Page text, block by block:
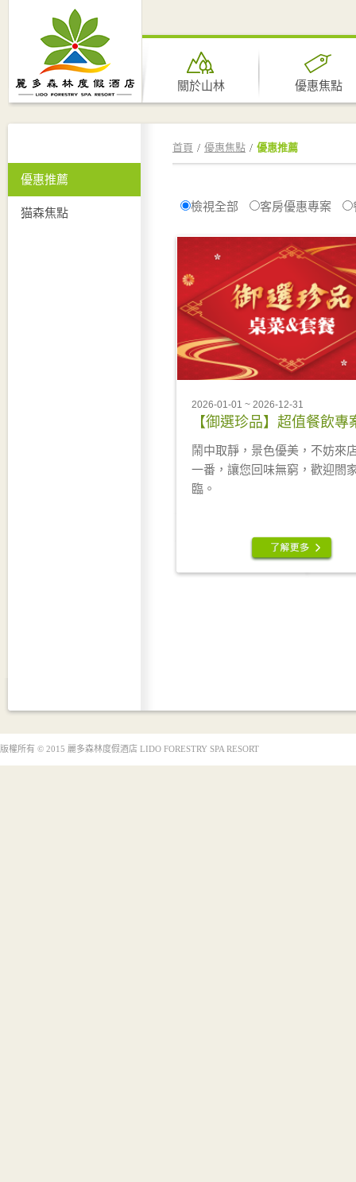
關於山林 優惠焦點
優惠推薦
猫森焦點
首頁 優惠焦點 優惠推薦
檢視全部 客房優惠專案
2026-01-01 ~ 2026-12-31
【御選珍品】超值餐飲專
鬧中取靜，景色優美，不妨來
一番，讓您回味無窮，歡迎閤
臨。
版權所有 © 2015 麗多森林度假酒店 LIDO FORESTRY SPA RESORT